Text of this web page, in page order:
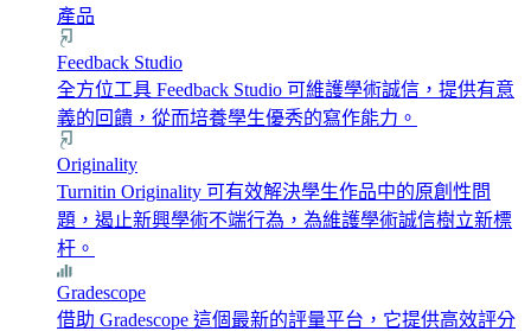
產品
Feedback Studio
全方位工具 Feedback Studio 可維護學術誠信，提供有意
義的回饋，從而培養學生優秀的寫作能力。
Originality
Turnitin Originality 可有效解決學生作品中的原創性問
題，遏止新興學術不端行為，為維護學術誠信樹立新標
杆。
Gradescope
借助 Gradescope 這個最新的評量平台，它提供高效評分